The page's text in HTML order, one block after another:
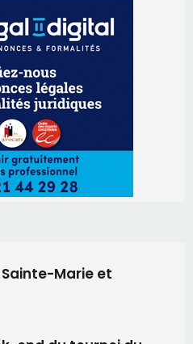
Marie et
end du tournoi du
la disparition du
Saint Exupery
gratuit jeudi soir